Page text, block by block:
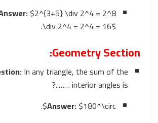
$2^{3+5} \div 2^4 = 2^8
\div 2^4 = 2^4 = 16$
.
Geometry Section:
In any triangle, the sum of the
interior angles is ……..?
Answer:$180^\circ$
.